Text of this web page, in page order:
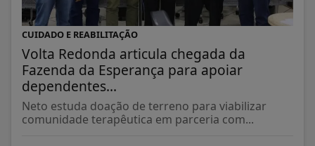
CUIDADO E REABILITAÇÃO
Volta Redonda articula chegada da
Fazenda da Esperança para apoiar
dependentes...
Neto estuda doação de terreno para viabilizar
comunidade terapêutica em parceria com...